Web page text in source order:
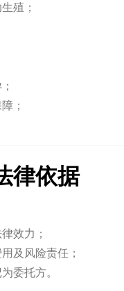
殖；
；
律依据
效力；
及风险责任；
委托方。